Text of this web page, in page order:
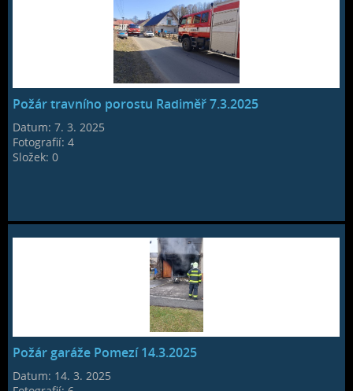
Požár travního porostu Radiměř 7.3.2025
Datum:7. 3. 2025
Fotografií:4
Složek:0
Požár garáže Pomezí 14.3.2025
Datum: 14. 3. 2025